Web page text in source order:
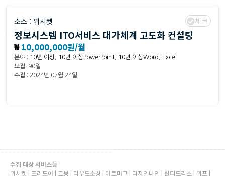
소스 : 위시켓 체크
정보시스템 ITO서비스 대가체계 고도화 컨설팅
₩10,000,000원/월
분야 : 10년 이상 10년 이상PowerPoint 10년 이상Word
Excel
모집: 90일
수집 : 2024년 07월 24일
수집 대상 서비스들
위시켓 | 프리모아 | 크몽 | 라우드소싱 | 아트머그 | 디자인나인 | 원티드긱스 | 위프 |